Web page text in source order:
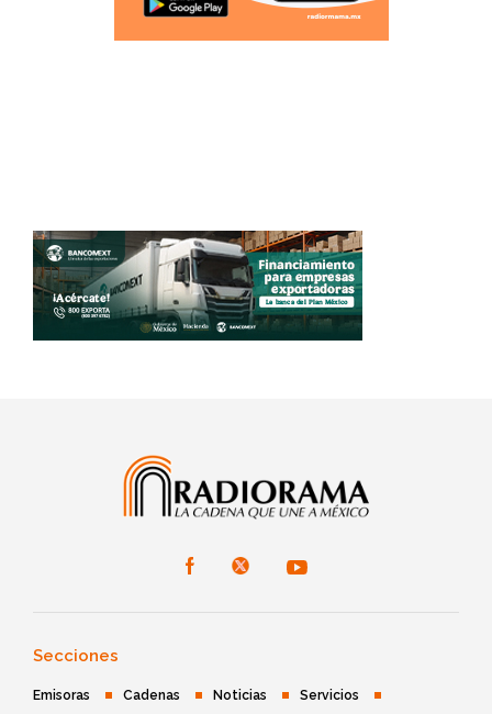
Secciones
Emisoras Cadenas Noticias Servicios